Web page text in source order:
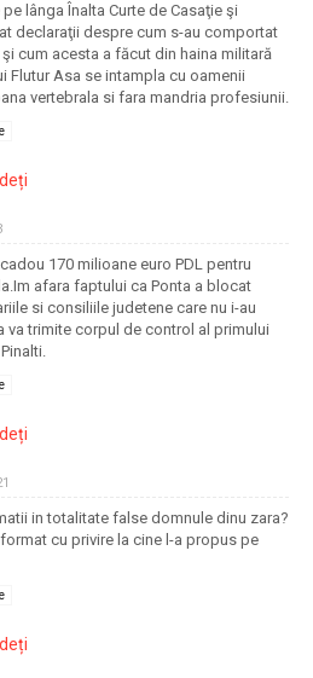
lânga Înalta Curte de Casaţie şi
declaraţii despre cum s-au comportat
cum acesta a făcut din haina militară
Flutur Asa se intampla cu oamenii
vertebrala si fara mandria profesiunii.
170 milioane euro PDL pentru
afara faptului ca Ponta a blocat
si consiliile judetene care nu i-au
va trimite corpul de control al primului
in totalitate false domnule dinu zara?
cu privire la cine l-a propus pe